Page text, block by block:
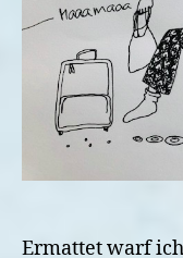
Ermattet warf